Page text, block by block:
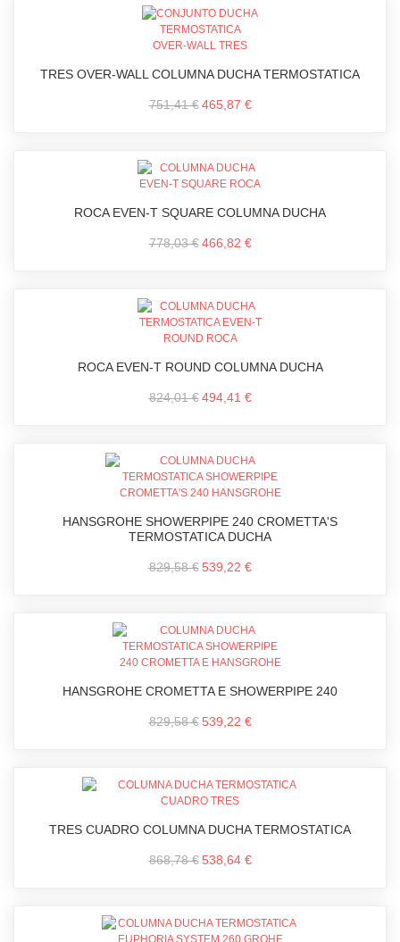
TRES OVER-WALL COLUMNA DUCHA TERMOSTATICA
751,41 € 465,87 €
ROCA EVEN-T SQUARE COLUMNA DUCHA
778,03 € 466,82 €
ROCA EVEN-T ROUND COLUMNA DUCHA
824,01 € 494,41 €
HANSGROHE SHOWERPIPE 240 CROMETTA'S
TERMOSTATICA DUCHA
829,58 € 539,22 €
HANSGROHE CROMETTA E SHOWERPIPE 240
829,58 € 539,22 €
TRES CUADRO COLUMNA DUCHA TERMOSTATICA
868,78 € 538,64 €